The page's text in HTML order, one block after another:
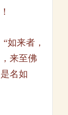
如来者，
来至佛
名如